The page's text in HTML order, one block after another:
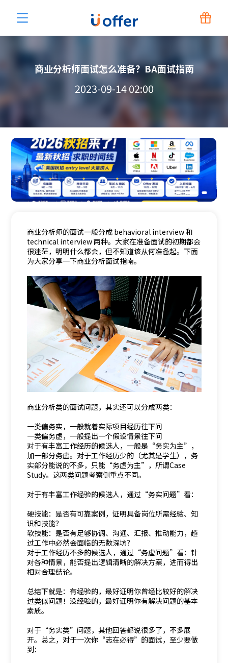
商业分析师面试怎么准备？BA面试指南
2023-09-14 02:00
商业分析师的面试一般分成 behavioral interview 和
technical interview 两种。大家在准备面试的初期都会
很迷茫，明明什么都会，但不知道该从何准备起。下面
为大家分享一下商业分析面试指南。
商业分析类的面试问题，其实还可以分成两类：
一类偏务实，一般就着实际项目经历往下问
一类偏务虚，一般提出一个假设情景往下问
对于有丰富工作经历的候选人，一般是“务实为主”，
加一部分务虚。对于工作经历少的（尤其是学生），务
实部分能说的不多，只能“务虚为主”，所谓Case
Study。这两类问题考察侧重点不同。
对于有丰富工作经验的候选人，通过“务实问题”看：
硬技能：是否有可靠案例，证明具备岗位所需经验、知
识和技能？
软技能：是否有足够协调、沟通、汇报、推动能力，趟
过工作中必然会面临的无数深坑？
对于工作经历不多的候选人，通过“务虚问题”看：针
对各种情景，能否提出逻辑清晰的解决方案，进而得出
相对合理结论。
总结下就是：有经验的，最好证明你曾经比较好的解决
过类似问题！没经验的，最好证明你有解决问题的基本
素质。
对于“务实类”问题，其他回答都说很多了，不多展
开。总之，对于一次你“志在必得”的面试，至少要做
到：